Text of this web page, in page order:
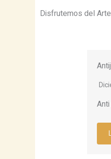
Disfrutemos del